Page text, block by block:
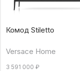
Комод Stiletto
Versace Home
3 591 000 ₽